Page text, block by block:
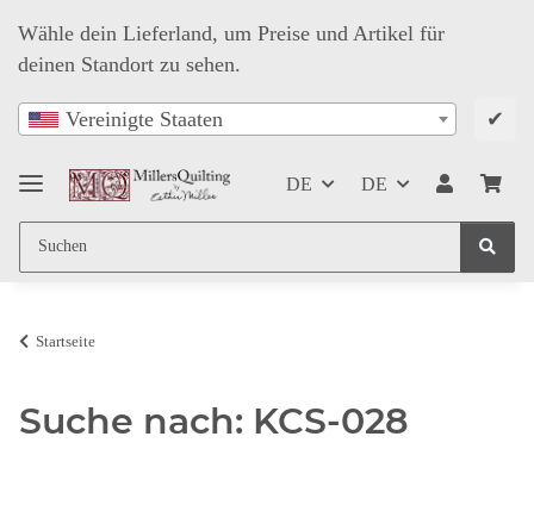
Wähle dein Lieferland, um Preise und Artikel für
deinen Standort zu sehen.
Vereinigte Staaten ✔
DE DE
Startseite
Suche nach: KCS-028